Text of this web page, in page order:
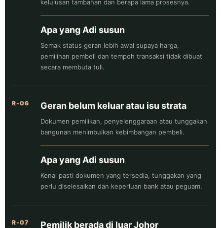
kelulusan tambahan dan berapa lama prosesnya.
Apa yang Adi susun
Semak status geran lebih awal supaya harga,
pemilihan pembeli dan tempoh transaksi tidak dibuat
secara membuta tuli.
R-06 Geran belum keluar atau isu strata
Dokumen pemilikan, penyelenggaraan atau tunggakan
bangunan menimbulkan kebimbangan pembeli.
Apa yang Adi susun
Kenal pasti dokumen yang tersedia, tunggakan yang
perlu diselesaikan dan keperluan bank atau peguam.
R-07 Pemilik berada di luar Johor